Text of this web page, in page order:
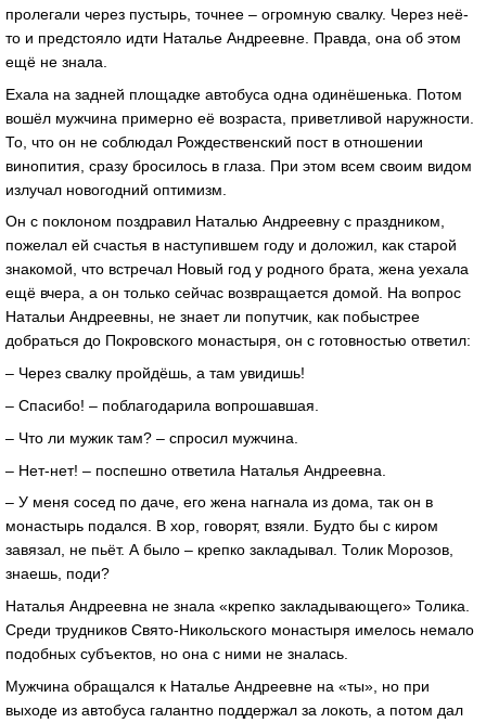
пролегали через пустырь, точнее – огромную свалку. Через неё-
то и предстояло идти Наталье Андреевне. Правда, она об этом
ещё не знала.
Ехала на задней площадке автобуса одна одинёшенька. Потом
вошёл мужчина примерно её возраста, приветливой наружности.
То, что он не соблюдал Рождественский пост в отношении
винопития, сразу бросилось в глаза. При этом всем своим видом
излучал новогодний оптимизм.
Он с поклоном поздравил Наталью Андреевну с праздником,
пожелал ей счастья в наступившем году и доложил, как старой
знакомой, что встречал Новый год у родного брата, жена уехала
ещё вчера, а он только сейчас возвращается домой. На вопрос
Натальи Андреевны, не знает ли попутчик, как побыстрее
добраться до Покровского монастыря, он с готовностью ответил:
– Через свалку пройдёшь, а там увидишь!
– Спасибо! – поблагодарила вопрошавшая.
– Что ли мужик там? – спросил мужчина.
– Нет-нет! – поспешно ответила Наталья Андреевна.
– У меня сосед по даче, его жена нагнала из дома, так он в
монастырь подался. В хор, говорят, взяли. Будто бы с киром
завязал, не пьёт. А было – крепко закладывал. Толик Морозов,
знаешь, поди?
Наталья Андреевна не знала «крепко закладывающего» Толика.
Среди трудников Свято-Никольского монастыря имелось немало
подобных субъектов, но она с ними не зналась.
Мужчина обращался к Наталье Андреевне на «ты», но при
выходе из автобуса галантно поддержал за локоть, а потом дал